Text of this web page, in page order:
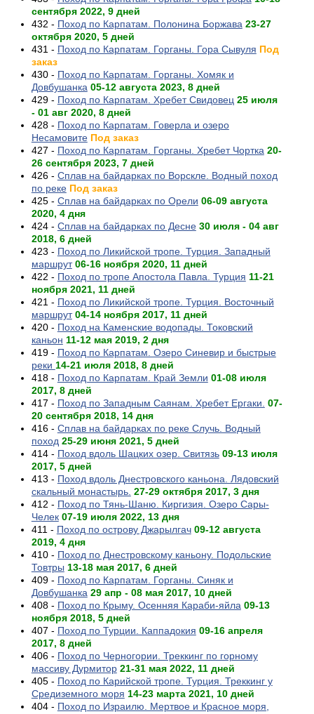
сентября 2022, 9 дней
432 - Поход по Карпатам. Полонина Боржава 23-27
октября 2020, 5 дней
431 - Поход по Карпатам. Горганы. Гора Сывуля Под
заказ
430 - Поход по Карпатам. Горганы. Хомяк и
Довбушанка 05-12 августа 2023, 8 дней
429 - Поход по Карпатам. Хребет Свидовец 25 июля
- 01 авг 2020, 8 дней
428 - Поход по Карпатам. Говерла и озеро
Несамовите Под заказ
427 - Поход по Карпатам. Горганы. Хребет Чортка 20-
26 сентября 2023, 7 дней
426 - Сплав на байдарках по Ворскле. Водный поход
по реке Под заказ
425 - Сплав на байдарках по Орели 06-09 августа
2020, 4 дня
424 - Сплав на байдарках по Десне 30 июля - 04 авг
2018, 6 дней
423 - Поход по Ликийской тропе. Турция. Западный
маршрут 06-16 ноября 2020, 11 дней
422 - Поход по тропе Апостола Павла. Турция 11-21
ноября 2021, 11 дней
421 - Поход по Ликийской тропе. Турция. Восточный
маршрут 04-14 ноября 2017, 11 дней
420 - Поход на Каменские водопады. Токовский
каньон 11-12 мая 2019, 2 дня
419 - Поход по Карпатам. Озеро Синевир и быстрые
реки 14-21 июля 2018, 8 дней
418 - Поход по Карпатам. Край Земли 01-08 июля
2017, 8 дней
417 - Поход по Западным Саянам. Хребет Ергаки. 07-
20 сентября 2018, 14 дня
416 - Сплав на байдарках по реке Случь. Водный
поход 25-29 июня 2021, 5 дней
414 - Поход вдоль Шацких озер. Свитязь 09-13 июля
2017, 5 дней
413 - Поход вдоль Днестровского каньона. Лядовский
скальный монастырь. 27-29 октября 2017, 3 дня
412 - Поход по Тянь-Шаню. Киргизия. Озеро Сары-
Челек 07-19 июля 2022, 13 дня
411 - Поход по острову Джарылгач 09-12 августа
2019, 4 дня
410 - Поход по Днестровскому каньону. Подольские
Товтры 13-18 мая 2017, 6 дней
409 - Поход по Карпатам. Горганы. Синяк и
Довбушанка 29 апр - 08 мая 2017, 10 дней
408 - Поход по Крыму. Осенняя Караби-яйла 09-13
ноября 2018, 5 дней
407 - Поход по Турции. Каппадокия 09-16 апреля
2017, 8 дней
406 - Поход по Черногории. Треккинг по горному
массиву Дурмитор 21-31 мая 2022, 11 дней
405 - Поход по Карийской тропе. Турция. Треккинг у
Средиземного моря 14-23 марта 2021, 10 дней
404 - Поход по Израилю. Мертвое и Красное моря,